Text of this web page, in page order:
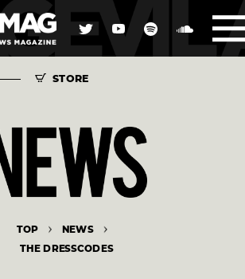
STORE
TOP NEWS
THE DRESSCODES